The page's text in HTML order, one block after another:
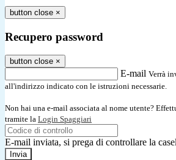
button close ×
Recupero password
button close ×
E-mail Verrà
all'indirizzo indicato con le istruzioni necessarie.
Non hai una e-mail associata al nome utente?
tramite la Login Spaggiari
E-mail inviata, si prega di controllare la